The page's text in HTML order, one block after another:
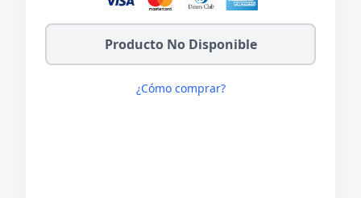
Producto No Disponible
¿Cómo comprar?